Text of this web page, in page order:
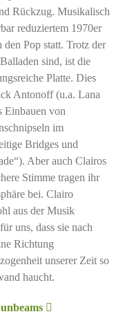
Rückzug. Musikalisch
reduziertem 1970er
Pop statt. Trotz der
sind, ist die
Platte. Dies
Antonoff (u.a. Lana
Einbauen von
im
Bridges und
Aber auch Clairos
Stimme tragen ihr
bei. Clairo
aus der Musik
uns, dass sie nach
Richtung
unserer Zeit so
haucht.